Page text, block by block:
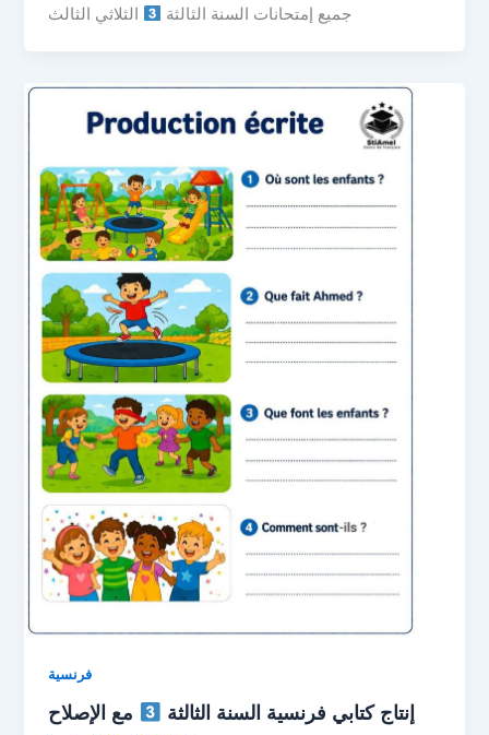
جميع إمتحانات السنة الثالثة الثلاثي الثالث
فرنسية
إنتاج كتابي فرنسية السنة الثالثة مع الإصلاح